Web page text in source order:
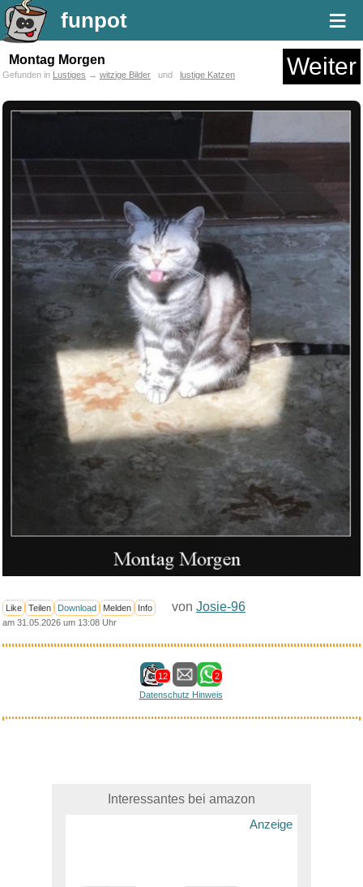
funpot ≡
Montag Morgen Weiter
Gefunden in Lustiges → witzige Bilder und lustige Katzen
Like Teilen Download Melden Info von Josie-96
am 31.05.2026 um 13:08 Uhr
12
2
Datenschutz Hinweis
Interessantes bei amazon
Anzeige